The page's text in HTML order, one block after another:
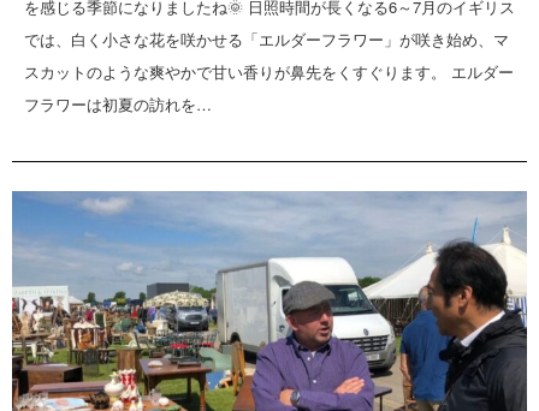
を感じる季節になりましたね🌞 日照時間が長くなる6～7月のイギリス
では、白く小さな花を咲かせる「エルダーフラワー」が咲き始め、マ
スカットのような爽やかで甘い香りが鼻先をくすぐります。 エルダー
フラワーは初夏の訪れを…